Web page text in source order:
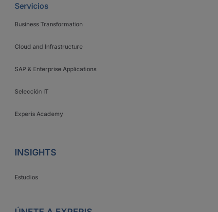
Servicios
Business Transformation
Cloud and Infrastructure
SAP & Enterprise Applications
Selección IT
Experis Academy
INSIGHTS
Estudios